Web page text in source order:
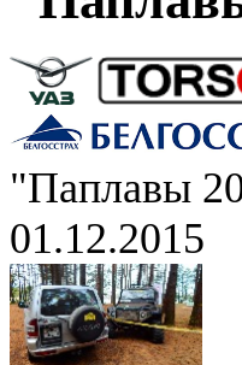
"Паплавы
01.12.2015